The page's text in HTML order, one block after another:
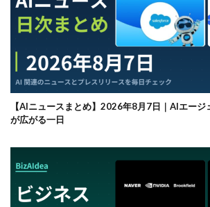
【AIニュースまとめ】2026年8月7日｜AIエー
が広がる一日